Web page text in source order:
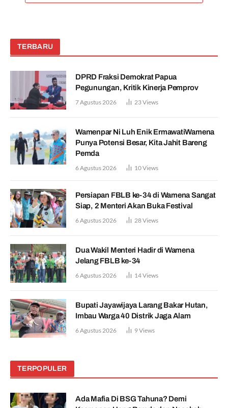
TERBARU
DPRD Fraksi Demokrat Papua
Pegunungan, Kritik Kinerja Pemprov
7 Agustus 2026 23Views
Wamenpar Ni Luh Enik ErmawatiWamena
Punya Potensi Besar, Kita Jahit Bareng
Pemda
6 Agustus 2026 10Views
Persiapan FBLB ke-34 di Wamena Sangat
Siap, 2 Menteri Akan Buka Festival
6 Agustus 2026 28Views
Dua Wakil Menteri Hadir di Wamena
Jelang FBLB ke-34
6 Agustus 2026 14Views
Bupati Jayawijaya Larang Bakar Hutan,
Imbau Warga 40 Distrik Jaga Alam
6 Agustus 2026 9Views
TERPOPULER
Ada Mafia Di BSG Tahuna? Demi